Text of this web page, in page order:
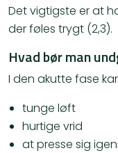
Det vigtigste er at
der føles trygt (2,3).
Hvad bør man
I den akutte fase
tunge løft
hurtige vrid
at presse sig